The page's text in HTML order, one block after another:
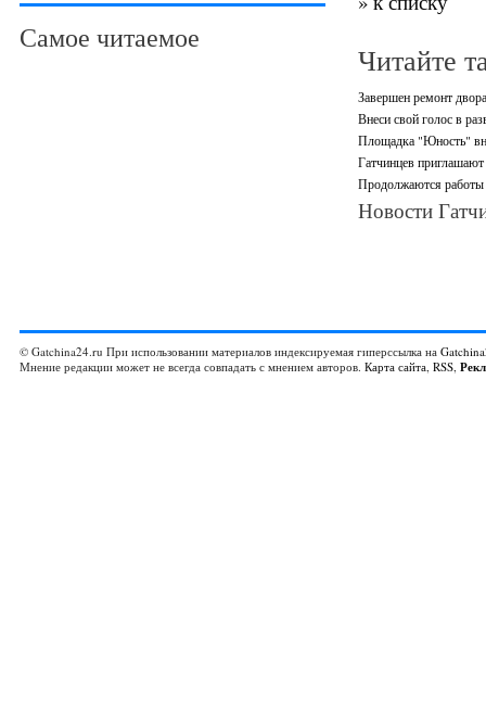
Самое читаемое
Читайте
Завершен ремонт
Внеси свой голос в
Площадка "Юность"
Гатчинцев
Продолжаются работы
Новости
© Gatchina24.ru При использовании материалов индексируемая гиперссылка на
Мнение редакции может не всегда совпадать с мнением авторов. Карта сайта, RSS,